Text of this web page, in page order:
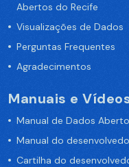
Abertos do Recife
Visualizações de Dados
Perguntas Frequentes
Agradecimentos
Manuais e
Manual de Dados
Manual do
Cartilha do